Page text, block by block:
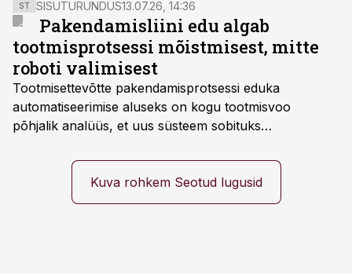
ST SISUTURUNDUS13.07.26, 14:36
Pakendamisliini edu algab
tootmisprotsessi mõistmisest, mitte
roboti valimisest
Tootmisettevõtte pakendamisprotsessi eduka
automatiseerimise aluseks on kogu tootmisvoo
põhjalik analüüs, et uus süsteem sobituks
tööjõuvajadust ning oleks valmis ka ettevõtte
tulevasteks arenguteks. Lihtsalt roboti lisamine
enamasti oodatud tulemust ei too, nendib tootmise ja
Kuva rohkem Seotud lugusid